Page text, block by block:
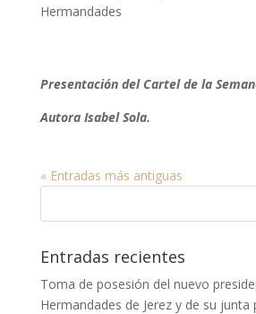
Hermandades
Presentación del Cartel de la
Autora Isabel Sola.
« Entradas más antiguas
Entradas recientes
Toma de posesión del nuevo
Hermandades de Jerez y de su